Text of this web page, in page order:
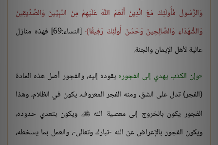
وَالرَّسُولَ فَأُولَئِكَ مَعَ الَّذِينَ أَنْعَمَ اللَّهُ عَلَيْهِمْ مِنَ النَّبِيِّينَ وَالصِّدِّيقِينَ
وَالشُّهَدَاءِ وَالصَّالِحِينَ وَحَسُنَ أُولَئِكَ رَفِيقًا
[النساء:69] فهذه منازل
عالية لأهل الإيمان والجنة.
وإن الكذب يهدي إلى الفجور يقوده إليه، والفجور أصل هذه المادة
(الفجر) تدل على الشق، ومنه الفجر المعروف، يكون في الظلام، وهذا
الفجور يكون بالخروج إلى معصية الله، ويكون بتعدي حدوده،
ويكون الفجور بالإعراض عن الله -تبارك وتعالى-، والعمل بما يسخطه،